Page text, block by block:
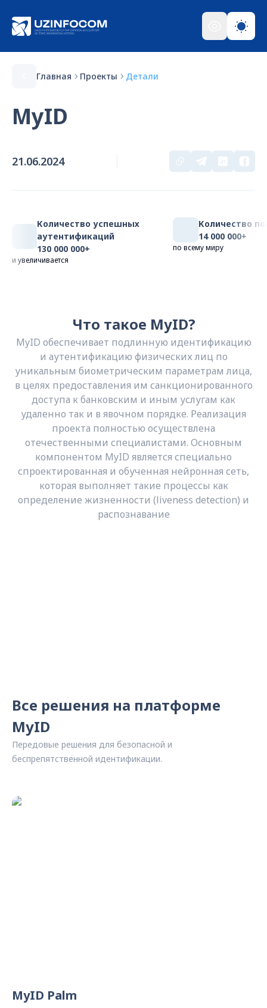
Главная Проекты Детали
MyID
21.06.2024
Количество успешных
аутентификаций
130 000 000+
и увеличивается
Количество
14 000 000+
по всему миру
Что такое MyID?
MyID обеспечивает подлинную идентификацию
и аутентификацию физических лиц по
уникальным биометрическим параметрам лица,
в целях предоставления им санкционированного
доступа к банковским и иным услугам как
удаленно так и в явочном порядке. Реализация
проекта полностью осуществлена
отечественными специалистами. Основным
компонентом MyID является специально
спроектированная и обученная нейронная сеть,
которая выполняет такие процессы как
определение жизненности (liveness detection) и
распознавание
Все решения на платформе
MyID
Передовые решения для безопасной и
беспрепятственной идентификации.
MyID Palm